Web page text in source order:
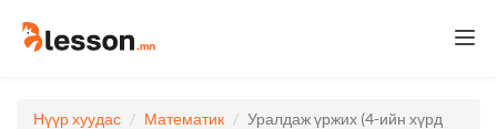
Нүүр хуудас Математик Уралдаж үржих (4-ийн хүрд